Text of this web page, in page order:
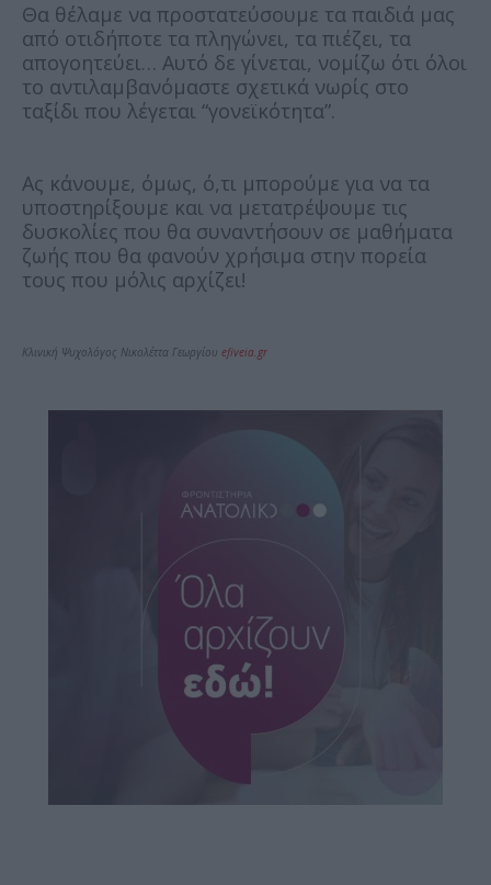
Θα θέλαμε να προστατεύσουμε τα παιδιά μας
από οτιδήποτε τα πληγώνει, τα πιέζει, τα
απογοητεύει… Αυτό δε γίνεται, νομίζω ότι όλοι
το αντιλαμβανόμαστε σχετικά νωρίς στο
ταξίδι που λέγεται “γονεϊκότητα”.
Ας κάνουμε, όμως, ό,τι μπορούμε για να τα
υποστηρίξουμε και να μετατρέψουμε τις
δυσκολίες που θα συναντήσουν σε μαθήματα
ζωής που θα φανούν χρήσιμα στην πορεία
τους που μόλις αρχίζει!
Κλινική Ψυχολόγος Νικολέττα Γεωργίου efiveia.gr